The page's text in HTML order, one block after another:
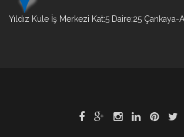
Yıldız Kule İş Merkezi Kat:5 Daire:25 Çankaya-